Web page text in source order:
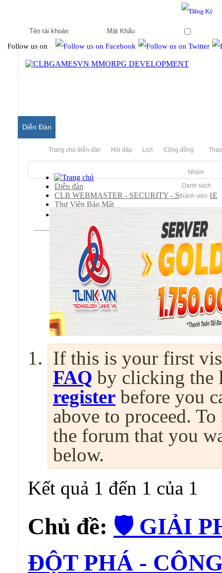
Follow us on
Diễn Đàn
Trang chủ diễn đàn Hỏi đáp Lịch Cộng đồng
Nhóm
Danh sách
thành viên
Diễn đàn
CLB WEBMASTER - SECURITY - SOFTWARE
Thư Viện Bảo Mật
🛡️ GIẢI PHÁP CHỐNG DDoS ĐỘT PHÁ -
If this is your first
FAQ by clicking the
register before you
above to proceed.
the forum that you
below.
Kết quả 1 đến 1 của 1
Chủ đề: 🛡️ GIẢI
ĐỘT PHÁ -